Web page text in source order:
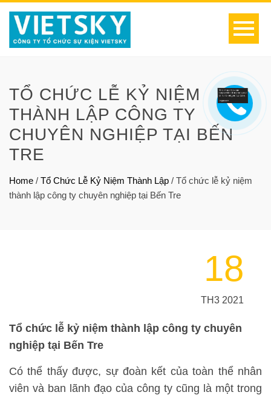
TỔ CHỨC LỄ KỶ NIỆM
THÀNH LẬP CÔNG TY
CHUYÊN NGHIỆP TẠI BẾN
TRE
Home / Tổ Chức Lễ Kỷ Niệm Thành Lập / Tổ chức lễ kỷ niệm
thành lập công ty chuyên nghiệp tại Bến Tre
18
TH3 2021
Tổ chức lễ kỷ niệm thành lập công ty chuyên
nghiệp tại Bến Tre
Có thể thấy được, sự đoàn kết của toàn thể nhân
viên và ban lãnh đạo của công ty cũng là một trong